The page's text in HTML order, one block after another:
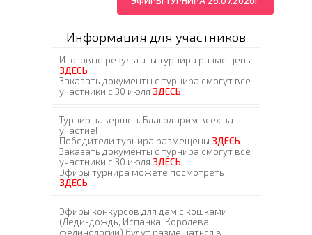
Информация для участников